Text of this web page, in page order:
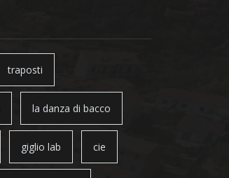
traposti
la danza di bacco
giglio lab cie